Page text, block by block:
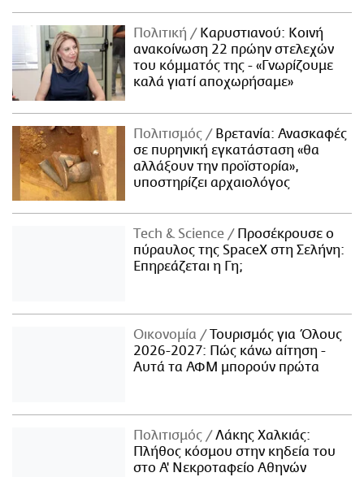
Πολιτική
Καρυστιανού: Κοινή
ανακοίνωση 22 πρώην στελεχών
του κόμματός της - «Γνωρίζουμε
καλά γιατί αποχωρήσαμε»
Πολιτισμός
Βρετανία: Ανασκαφές
σε πυρηνική εγκατάσταση «θα
αλλάξουν την προϊστορία»,
υποστηρίζει αρχαιολόγος
Τech & Science
Προσέκρουσε ο
πύραυλος της SpaceX στη Σελήνη:
Επηρεάζεται η Γη;
Οικονομία
Τουρισμός για Όλους
2026-2027: Πώς κάνω αίτηση -
Αυτά τα ΑΦΜ μπορούν πρώτα
Πολιτισμός
Λάκης Χαλκιάς:
Πλήθος κόσμου στην κηδεία του
στο Α' Νεκροταφείο Αθηνών